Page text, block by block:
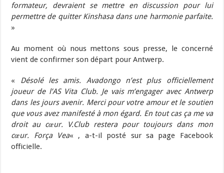
formateur, devraient se mettre en discussion pour lui
permettre de quitter Kinshasa dans une harmonie parfaite.
»
Au moment où nous mettons sous presse, le concerné
vient de confirmer son départ pour Antwerp.
« Désolé les amis. Avadongo n’est plus officiellement
joueur de l’AS Vita Club. Je vais m’engager avec Antwerp
dans les jours avenir. Merci pour votre amour et le soutien
que vous avez manifesté à mon égard. En tout cas ça me va
droit au cœur. V.Club restera pour toujours dans mon
cœur. Força Vea« , a-t-il posté sur sa page Facebook
officielle.